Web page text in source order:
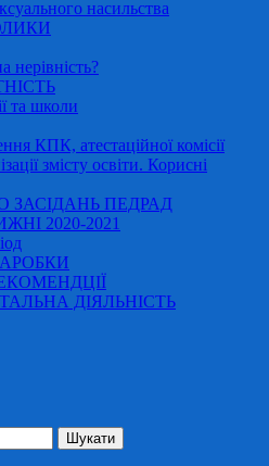
насильства
нерівність?
та школи
КПК, атестаційної комісії
змісту освіти. Корисні
ЗАСІДАНЬ ПЕДРАД
2020-2021
ДІЯЛЬНІСТЬ